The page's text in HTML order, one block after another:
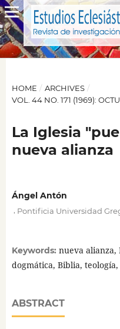
HOME / ARCHIVES /
VOL. 44 NO. 171 (1969):
La Iglesia
nueva alianza
Ángel Antón
Pontificia Universidad
Keywords: nueva alianza,
dogmática, Biblia,
ABSTRACT